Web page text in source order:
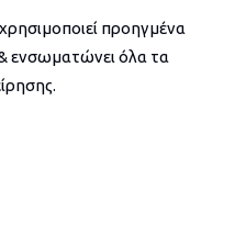
προηγμένα
ενσωματώνει όλα τα